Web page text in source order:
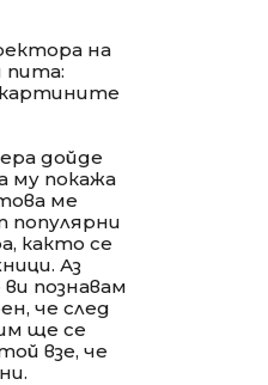
на
пита:
картините
дойде
му покажа
ме
популярни
както се
Аз
познавам
че след
ще се
взе, че